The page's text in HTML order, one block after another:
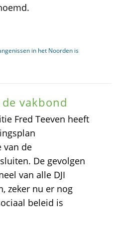
in het Noorden is
vakbond
Fred Teeven heeft
van de
De gevolgen
van alle DJI
zeker nu er nog
beleid is